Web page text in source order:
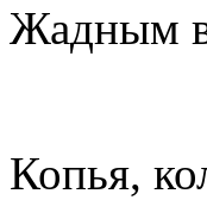
Жадным
Копья,